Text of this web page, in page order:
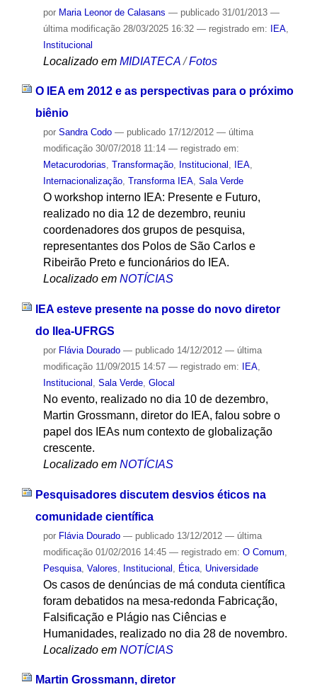
por Maria Leonor de Calasans — publicado31/01/2013 —
última modificação28/03/2025 16:32 — registrado em: IEA,
Institucional
Localizado em MIDIATECA /Fotos
O IEA em 2012 e as perspectivas para o próximo
biênio
por Sandra Codo — publicado17/12/2012 — última
modificação30/07/2018 11:14 — registrado em:
Metacurodorias, Transformação, Institucional , IEA,
Internacionalização, Transforma IEA, Sala Verde
O workshop interno IEA: Presente e Futuro,
realizado no dia 12 de dezembro, reuniu
coordenadores dos grupos de pesquisa,
representantes dos Polos de São Carlos e
Ribeirão Preto e funcionários do IEA.
Localizado em NOTÍCIAS
IEA esteve presente na posse do novo diretor
do Ilea-UFRGS
por Flávia Dourado — publicado14/12/2012 — última
modificação11/09/2015 14:57 — registrado em: IEA,
Institucional , Sala Verde, Glocal
No evento, realizado no dia 10 de dezembro,
Martin Grossmann, diretor do IEA, falou sobre o
papel dos IEAs num contexto de globalização
crescente.
Localizado em NOTÍCIAS
Pesquisadores discutem desvios éticos na
comunidade científica
por Flávia Dourado — publicado13/12/2012 — última
modificação01/02/2016 14:45 — registrado em: O Comum
Pesquisa, Valores Institucional Ética, Universidade
Os casos de denúncias de má conduta científica
foram debatidos na mesa-redonda Fabricação,
Falsificação e Plágio nas Ciências e
Humanidades, realizado no dia 28 de novembro.
Localizado em NOTÍCIAS
Martin Grossmann, diretor